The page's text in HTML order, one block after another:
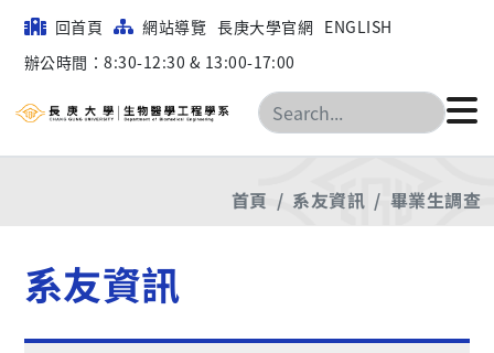
回首頁 網站導覽 長庚大學官網 ENGLISH
辦公時間：8:30-12:30 & 13:00-17:00
搜尋
首頁 系友資訊 畢業生調查
系友資訊